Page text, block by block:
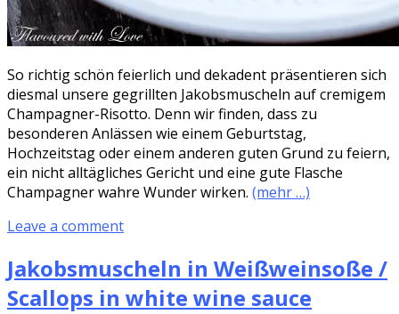
So richtig schön feierlich und dekadent präsentieren sich
diesmal unsere gegrillten Jakobsmuscheln auf cremigem
Champagner-Risotto. Denn wir finden, dass zu
besonderen Anlässen wie einem Geburtstag,
Hochzeitstag oder einem anderen guten Grund zu feiern,
ein nicht alltägliches Gericht und eine gute Flasche
Champagner wahre Wunder wirken. (mehr …)
Leave a comment
Jakobsmuscheln in Weißweinsoße /
Scallops in white wine sauce